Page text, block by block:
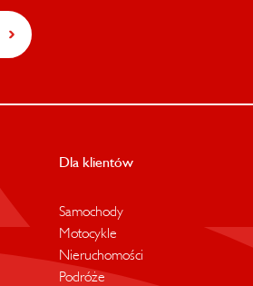
Dla klientów
Samochody
Motocykle
Nieruchomości
Podróże